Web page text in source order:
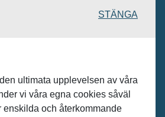
STÄNGA
ultimata upplevelsen av våra
vi våra egna cookies såväl
enskilda och återkommande